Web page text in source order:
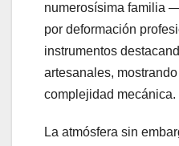
numerosísima familia
por deformación
instrumentos
artesanales,
complejidad mecánica.
La atmósfera sin